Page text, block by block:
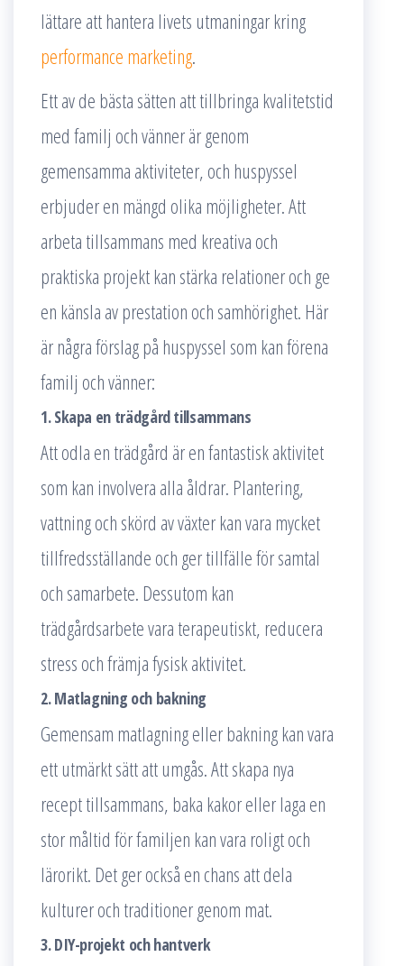
lättare att hantera livets utmaningar kring
performance marketing.
Ett av de bästa sätten att tillbringa kvalitetstid
med familj och vänner är genom
gemensamma aktiviteter, och huspyssel
erbjuder en mängd olika möjligheter. Att
arbeta tillsammans med kreativa och
praktiska projekt kan stärka relationer och ge
en känsla av prestation och samhörighet. Här
är några förslag på huspyssel som kan förena
familj och vänner:
1. Skapa en trädgård tillsammans
Att odla en trädgård är en fantastisk aktivitet
som kan involvera alla åldrar. Plantering,
vattning och skörd av växter kan vara mycket
tillfredsställande och ger tillfälle för samtal
och samarbete. Dessutom kan
trädgårdsarbete vara terapeutiskt, reducera
stress och främja fysisk aktivitet.
2. Matlagning och bakning
Gemensam matlagning eller bakning kan vara
ett utmärkt sätt att umgås. Att skapa nya
recept tillsammans, baka kakor eller laga en
stor måltid för familjen kan vara roligt och
lärorikt. Det ger också en chans att dela
kulturer och traditioner genom mat.
3. DIY-projekt och hantverk